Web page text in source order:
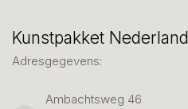
Kunstpakket Nederland
Adresgegevens:
Ambachtsweg 46